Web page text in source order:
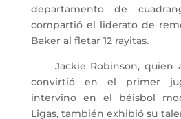
departamento de
compartió el liderato de
Baker al fletar 12 rayitas.
Jackie Robinson, quien
convirtió en el primer
intervino en el béisbol
Ligas, también exhibió su